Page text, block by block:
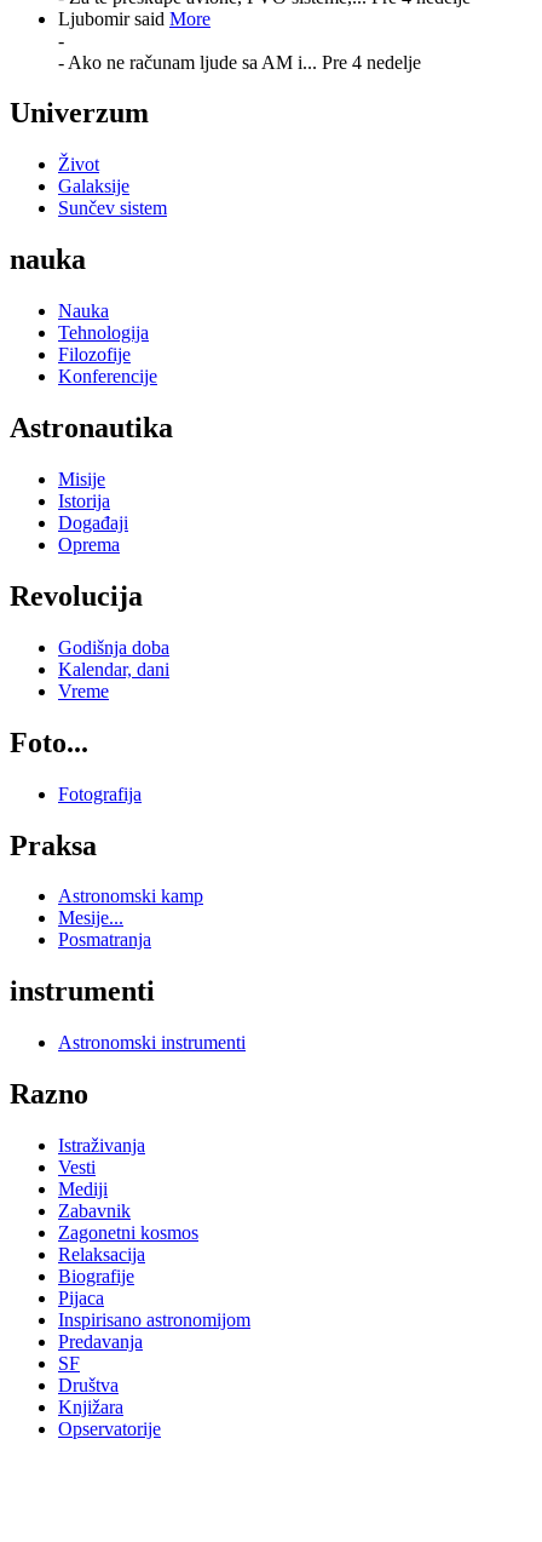
Ljubomir said More
-
- Ako ne računam ljude sa AM i... Pre 4 nedelje
Univerzum
Život
Galaksije
Sunčev sistem
nauka
Nauka
Tehnologija
Filozofije
Konferencije
Astronautika
Misije
Istorija
Događaji
Oprema
Revolucija
Godišnja doba
Kalendar, dani
Vreme
Foto...
Fotografija
Praksa
Astronomski kamp
Mesije...
Posmatranja
instrumenti
Astronomski instrumenti
Razno
Istraživanja
Vesti
Mediji
Zabavnik
Zagonetni kosmos
Relaksacija
Biografije
Pijaca
Inspirisano astronomijom
Predavanja
SF
Društva
Knjižara
Opservatorije